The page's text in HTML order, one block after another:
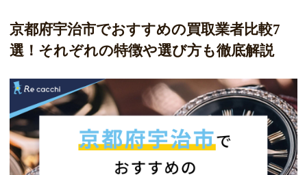
京都府宇治市でおすすめの買取業者比較7
選！それぞれの特徴や選び方も徹底解説